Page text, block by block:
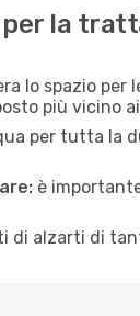
la
lo spazio per
più vicino
per tutta la
è
di alzarti di